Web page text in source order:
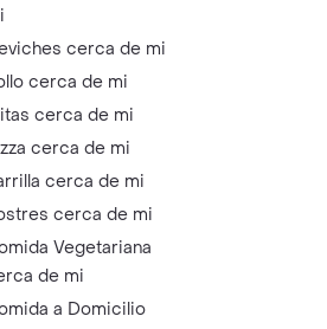
cerca de mi
cerca de mi
cerca de mi
cerca de mi
cerca de mi
cerca de mi
Vegetariana
de mi
a Domicilio